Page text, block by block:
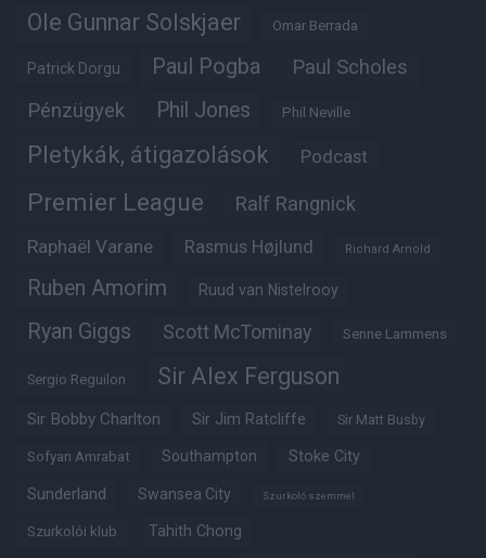
Ole Gunnar Solskjaer Omar Berrada
Patrick Dorgu Paul Pogba Paul Scholes
Pénzügyek Phil Jones Phil Neville
Pletykák, átigazolások Podcast
Premier League Ralf Rangnick
Raphaël Varane Rasmus Højlund Richard Arnold
Ruben Amorim Ruud van Nistelrooy
Ryan Giggs Scott McTominay Senne Lammens
Sergio Reguilon Sir Alex Ferguson
Sir Bobby Charlton Sir Jim Ratcliffe Sir Matt Busby
Sofyan Amrabat Southampton Stoke City
Sunderland Swansea City Szurkoló szemmel
Szurkolói klub Tahith Chong